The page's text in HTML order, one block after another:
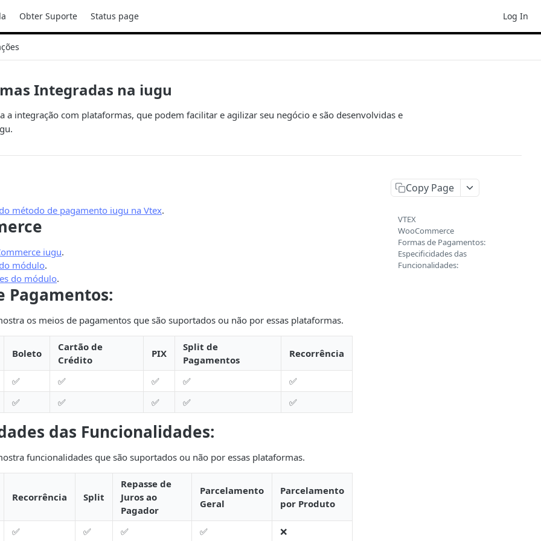
Obter Suporte Status page Log In
Integradas na iugu
a integração com plataformas, que podem facilitar e agilizar seu negócio e são desenvolvidas e
método de pagamento iugu na Vtex.
iugu.
módulo.
do módulo.
Pagamentos:
os meios de pagamentos que são suportados ou não por essas plataformas.
Boleto
Cartão de
Crédito
PIX
Split de
Pagamentos
Recorrência
✅ ✅ ✅ ✅
✅
✅ ✅ ✅ ✅ ✅
das Funcionalidades:
funcionalidades que são suportados ou não por essas plataformas.
Recorrência Split
Repasse de
Juros ao
Pagador
Parcelamento
Geral
Parcelamento
por Produto
✅ ✅ ✅ ✅ ❌
Copy Page
VTEX
WooCommerce
Formas de Pagamentos:
Especificidades das
Funcionalidades: